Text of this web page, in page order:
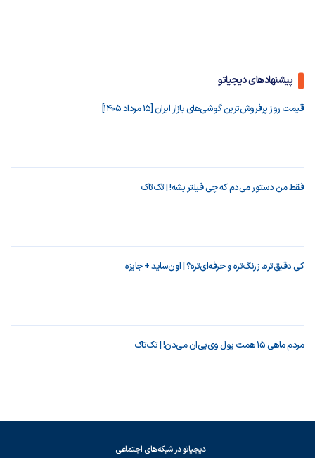
پیشنهادهای دیجیاتو
قیمت روز پرفروش‌ترین گوشی‌های بازار ایران [15 مرداد 1405]
فقط من دستور می‌دم که چی فیلتر بشه! | تک‌تاک
کی دقیق‌تره، زرنگ‌تره و حرفه‌ای‌تره؟ | اون‌ساید + جایزه
مردم ماهی ۱۵ همت پول وی‌پی‌ان می‌دن! | تک‌تاک
دیجیاتو در شبکه‌های اجتماعی